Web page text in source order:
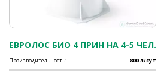
ЕВРОЛОС БИО 4 ПРИН НА 4-5 ЧЕЛ.
Производительность: 800 л/сут